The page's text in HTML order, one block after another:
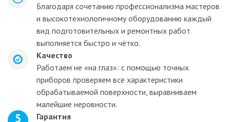
Благодаря сочетанию профессионализма мастеров
и высокотехнологичному оборудованию каждый
вид подготовительных и ремонтных работ
выполняется быстро и чётко.
Качество
Работаем не «на глаз»: с помощью точных
приборов проверяем все характеристики
обрабатываемой поверхности, выравниваем
малейшие неровности.
Гарантия